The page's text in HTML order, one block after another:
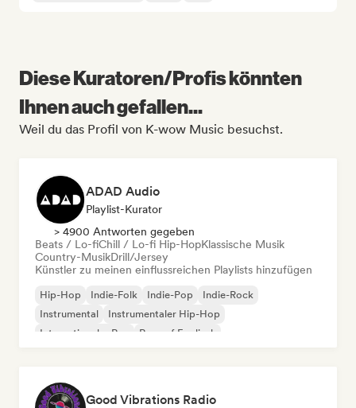
Diese Kuratoren/Profis könnten
Ihnen auch gefallen...
Weil du das Profil von K-wow Music besuchst.
ADAD Audio
Playlist-Kurator
> 4900 Antworten gegeben
Beats / Lo-fiChill / Lo-fi Hip-HopKlassische Musik
Country-MusikDrill/Jersey
Künstler zu meinen einflussreichen Playlists hinzufügen
Hip-Hop Indie-Folk Indie-Pop
Indie-Rock
Instrumental
Instrumentaler Hip-Hop
Internationaler Rap
Rap auf Englisch
Good Vibrations Radio